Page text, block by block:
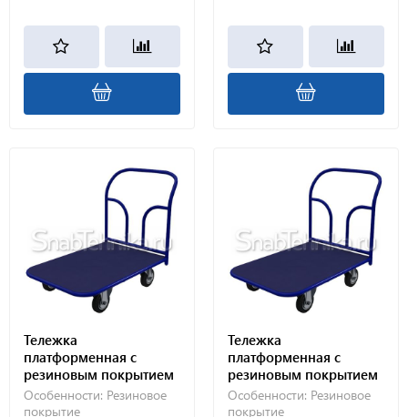
Тележка
платформенная с
резиновым покрытием
ТПР 8 (700х1000) 160-Ч
Особенности: Резиновое
покрытие
Тележка
платформенная с
резиновым покрытием
ТПР 4 (600х1200) 160-Ч
Особенности: Резиновое
покрытие